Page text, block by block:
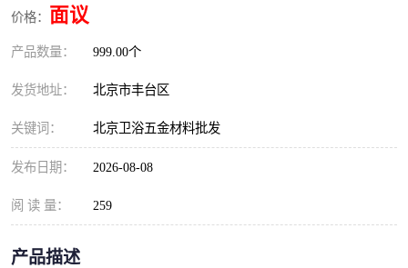
价格： 面议
产品数量： 999.00个
发货地址： 北京市丰台区
关键词： 北京卫浴五金材料批发
发布日期： 2026-08-08
阅 读 量： 259
产品描述